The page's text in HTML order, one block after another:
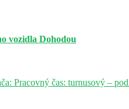
vozidla Dohodou
Pracovný čas: turnusový –